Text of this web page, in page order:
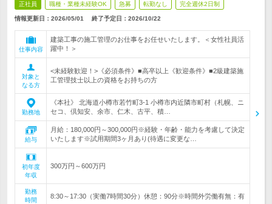
正社員 職種・業種未経験OK 急募 転勤なし 完全週休2日制
情報更新日：2026/05/01 終了予定日： 2026/10/22
仕事内容
建築工事の施工管理のお仕事をお任せいたします。＜女性社員活
躍中！＞
対象と
なる方
<未経験歓迎！>《必須条件》■高卒以上《歓迎条件》■2級建築施
工管理技士以上の資格をお持ちの方
勤務地
《本社》 北海道小樽市若竹町3-1 小樽市内近隣市町村（札幌、ニ
セコ、倶知安、余市、仁木、古平、積…
給与
月給：180,000円～300,000円※経験・年齢・能力を考慮して決定
いたします※試用期間3ヶ月あり(待遇に変更な…
初年度
年収
300万円～600万円
勤務
時間
8:30～17:30（実働7時間30分）休憩：90分※時間外労働有無：有